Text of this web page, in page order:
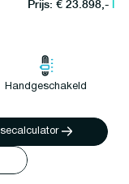
Prijs: € 23.898,-l
Handgeschakeld